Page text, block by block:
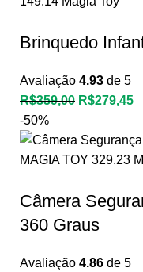
Brinquedo
Avaliação 4.93 de 5
R$359,00 R$279,45
-50%
Câmera
360 Graus
Avaliação 4.86 de 5